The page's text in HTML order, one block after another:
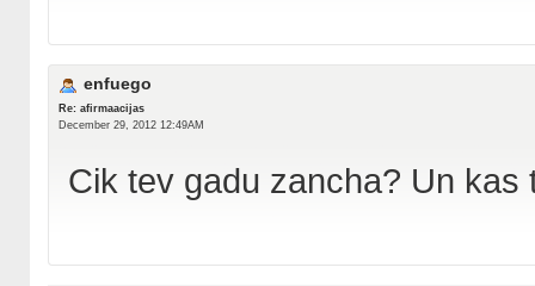
enfuego
Re: afirmaacijas
December 29, 2012 12:49AM
Cik tev gadu zancha? Un kas